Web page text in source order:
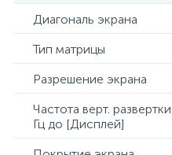
Диагональ экрана
Тип матрицы
Разрешение экрана
Частота верт.
Гц до [Дисплей]